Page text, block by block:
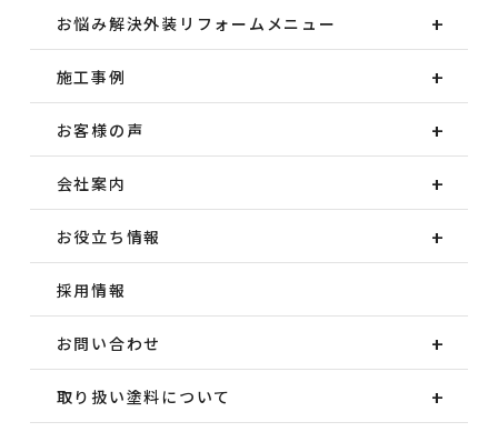
お悩み解決外装 リフォームメニュー
施工事例
お客様の声
会社案内
お役立ち情報
採用情報
お問い合わせ
取り扱い塗料について